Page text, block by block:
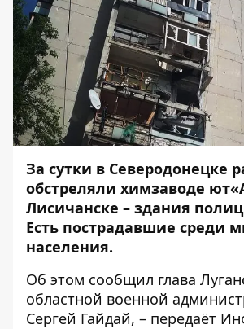
За сутки в Северодонецке
обстреляли химзаводе
Лисичанске – здания
Есть пострадавшие среди
населения.
Об этом сообщил глава
областной военной
Сергей Гайдай, – передаёт